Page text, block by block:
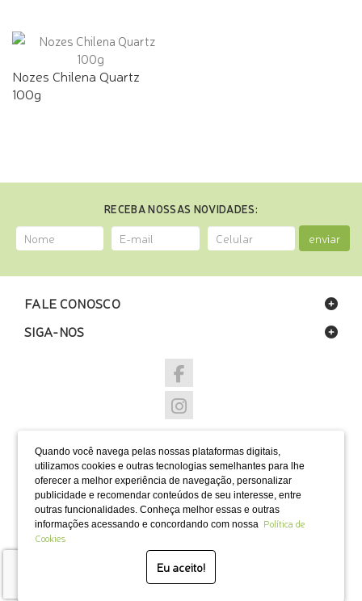
Quando você navega pelas nossas plataformas digitais,
utilizamos cookies e outras tecnologias semelhantes para lhe
oferecer a melhor experiência de navegação, personalizar
publicidade e recomendar conteúdos de seu interesse, entre
outras funcionalidades. Conheça melhor essas e outras
informações acessando e concordando com nossa Política de
Cookies
Eu aceito!
Nozes Chilena Quartz
100g
RECEBA NOSSAS NOVIDADES:
enviar
FALE CONOSCO
SIGA-NOS
FORMAS DE PAGAMENTO